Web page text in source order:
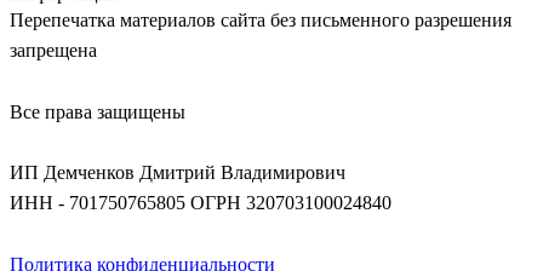
Перепечатка материалов сайта без письменного разрешения
запрещена
Все права защищены
ИП Демченков Дмитрий Владимирович
ИНН - 701750765805 ОГРН 320703100024840
Политика конфиденциальности